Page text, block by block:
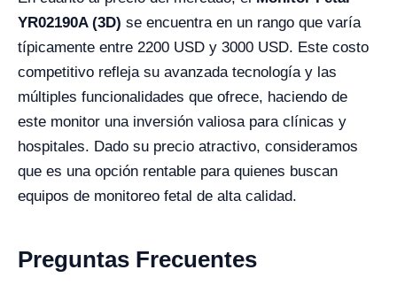
YR02190A (3D) se encuentra en un rango que varía
típicamente entre 2200 USD y 3000 USD. Este costo
competitivo refleja su avanzada tecnología y las
múltiples funcionalidades que ofrece, haciendo de
este monitor una inversión valiosa para clínicas y
hospitales. Dado su precio atractivo, consideramos
que es una opción rentable para quienes buscan
equipos de monitoreo fetal de alta calidad.
Preguntas Frecuentes